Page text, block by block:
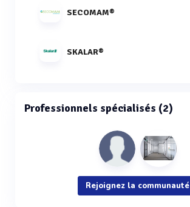
SECOMAM®
SKALAR®
Professionnels spécialisés (2)
Rejoignez la communauté